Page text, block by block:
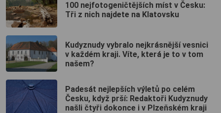
100 nejfotogeničtějších míst v Česku:
Tři z nich najdete na Klatovsku
Kudyznudy vybralo nejkrásnější vesnici
v každém kraji. Víte, která je to v tom
našem?
Padesát nejlepších výletů po celém
Česku, když prší: Redaktoři Kudyznudy
našli čtyři dokonce i v Plzeňském kraji